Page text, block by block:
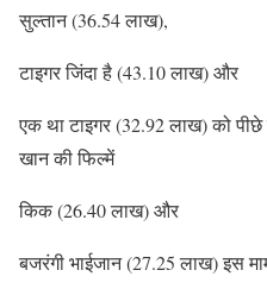
सुल्तान (36.54 लाख),
टाइगर जिंदा है (43.10 लाख) और
एक था टाइगर (32.92 लाख) को
खान की फिल्में
किक (26.40 लाख) और
बजरंगी भाईजान (27.25 लाख) इस